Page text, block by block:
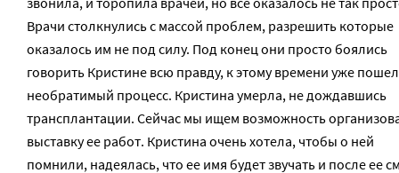
Врачи столкнулись с массой проблем, разрешить которые
оказалось им не под силу. Под конец они просто боялись
говорить Кристине всю правду, к этому времени уже пошел
необратимый процесс. Кристина умерла, не дождавшись
трансплантации. Сейчас мы ищем возможность
выставку ее работ. Кристина очень хотела, чтобы о ней
помнили, надеялась, что ее имя будет звучать и после ее